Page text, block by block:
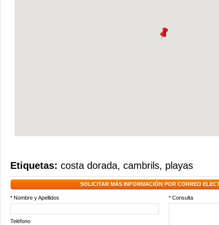
Etiquetas: costa dorada, cambrils, playas
SOLICITAR MÁS INFORMACIÓN POR CORREO
* Nombre y Apellidos * Consulta
Teléfono